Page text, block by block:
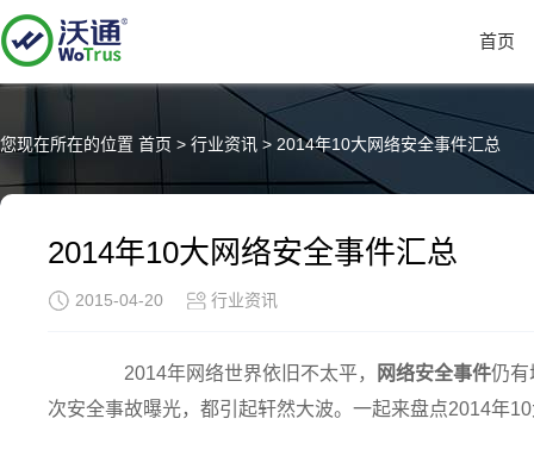
首页
您现在所在的位置 首页 > 行业资讯 > 2014年10大网络安全事件汇总
2014年10大网络安全事件汇总
2015-04-20 行业资讯
2014年网络世界依旧不太平， 网络安全事件仍有
次安全事故曝光，都引起轩然大波。一起来盘点2014年